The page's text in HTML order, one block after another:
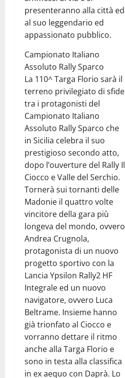
presenteranno alla città ed
al suo leggendario ed
appassionato pubblico.
Campionato Italiano
Assoluto Rally Sparco
La 110^ Targa Florio sarà il
terreno privilegiato di sfide
tra i protagonisti del
Campionato Italiano
Assoluto Rally Sparco che
in Sicilia celebra il suo
prestigioso secondo atto,
dopo l’ouverture del Rally Il
Ciocco e Valle del Serchio.
Tornerà sui tornanti delle
Madonie il quattro volte
vincitore della gara più
longeva del mondo, ovvero
Andrea Crugnola,
protagonista di un nuovo
progetto sportivo con la
Lancia Ypsilon Rally2 HF
Integrale ed un nuovo
navigatore, ovvero Luca
Beltrame. Insieme hanno
già trionfato al Ciocco e
vorranno dettare il ritmo
anche alla Targa Florio e
sono in testa alla classifica
in ex aequo con Daprà. Lo